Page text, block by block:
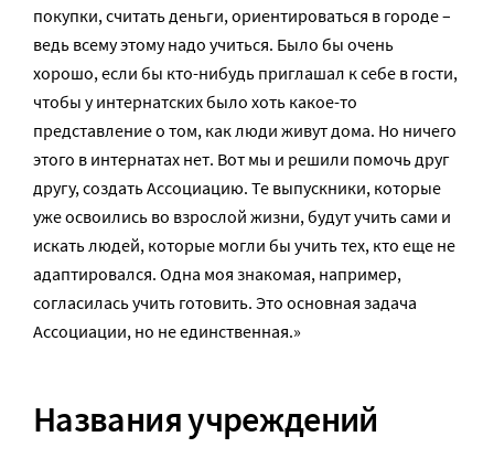
покупки, считать деньги, ориентироваться в городе –
ведь всему этому надо учиться. Было бы очень
хорошо, если бы кто-нибудь приглашал к себе в гости,
чтобы у интернатских было хоть какое-то
представление о том, как люди живут дома. Но ничего
этого в интернатах нет. Вот мы и решили помочь друг
другу, создать Ассоциацию. Те выпускники, которые
уже освоились во взрослой жизни, будут учить сами и
искать людей, которые могли бы учить тех, кто еще не
адаптировался. Одна моя знакомая, например,
согласилась учить готовить. Это основная задача
Ассоциации, но не единственная.»
Названия учреждений